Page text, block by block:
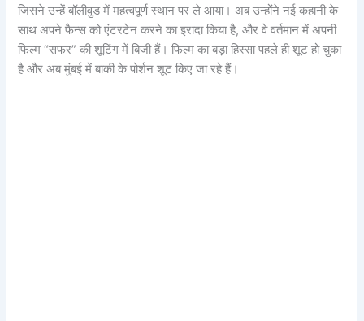
जिसने उन्हें बॉलीवुड में महत्वपूर्ण स्थान पर ले आया। अब उन्होंने नई कहानी के
साथ अपने फैन्स को एंटरटेन करने का इरादा किया है, और वे वर्तमान में अपनी
फिल्म “सफर” की शूटिंग में बिजी हैं। फिल्म का बड़ा हिस्सा पहले ही शूट हो चुका
है और अब मुंबई में बाकी के पोर्शन शूट किए जा रहे हैं।